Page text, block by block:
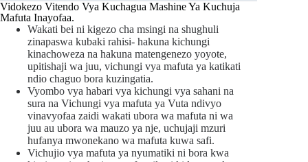
Vidokezo Vitendo Vya Kuchagua Mashine Ya Kuchuja
Mafuta Inayofaa.
Wakati bei ni kigezo cha msingi na shughuli
zinapaswa kubaki rahisi- hakuna kichungi
kinachoweza na hakuna matengenezo yoyote,
upitishaji wa juu, vichungi vya mafuta ya katikati
ndio chaguo bora kuzingatia.
Vyombo vya habari vya kichungi vya sahani na
sura na Vichungi vya mafuta ya Vuta ndivyo
vinavyofaa zaidi wakati ubora wa mafuta ni wa
juu au ubora wa mauzo ya nje, uchujaji mzuri
hufanya mwonekano wa mafuta kuwa safi.
Vichujio vya mafuta ya nyumatiki ni bora kwa